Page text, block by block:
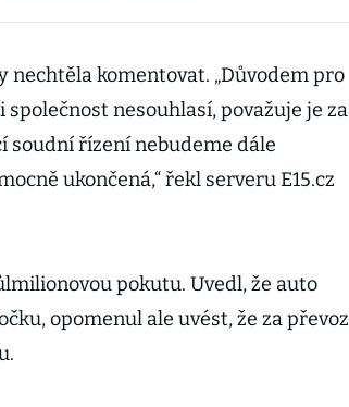
komentovat. „Důvodem pro
nesouhlasí, považuje je za
soudní řízení nebudeme dále
ukončená,“ řekl serveru E15.cz
pokutu. Uvedl, že auto
opomenul ale uvést, že za převoz